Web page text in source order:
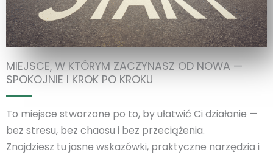
MIEJSCE, W KTÓRYM ZACZYNASZ OD NOWA —
SPOKOJNIE I KROK PO KROKU
To miejsce stworzone po to, by ułatwić Ci działanie —
bez stresu, bez chaosu i bez przeciążenia.
Znajdziesz tu jasne wskazówki, praktyczne narzędzia i